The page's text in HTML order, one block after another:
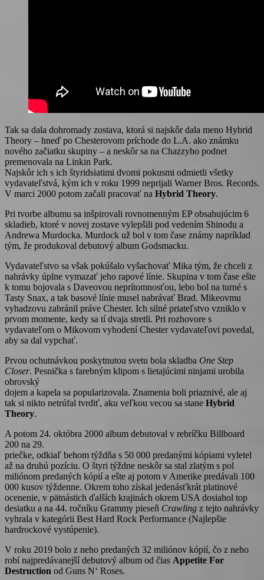
Tak sa dala dohromady zostava, ktorá si najskôr dala meno Hybrid
Theory – hneď po Chesterovom príchode do L.A. ako známku
nového začiatku skupiny – a neskôr sa na Chazzyho podnet
premenovala na Linkin Park.
Najskôr ich s ich štyridsiatimi dvomi pokusmi odmietli všetky
vydavateľstvá, kým ich v roku 1999 neprijali Warner Bros. Records.
V marci 2000 potom začali pracovať na Hybrid Theory.
Pri tvorbe albumu sa inšpirovali rovnomenným EP obsahujúcim 6
skladieb, ktoré v novej zostave vylepšili pod vedením Shinodu a
Andrewa Murdocka. Murdock už bol v tom čase známy napríklad
tým, že produkoval debutový album Godsmacku.
Vydavateľstvo sa však pokúšalo vyšachovať Mika tým, že chceli z
nahrávky úplne vymazať jeho rapové línie. Skupina v tom čase ešte
k tomu bojovala s Daveovou neprítomnosťou, lebo bol na turné s
Tasty Snax, a tak basové línie musel nabrávať Brad. Mikeovmu
vyhadzovu zabránil práve Chester. Ich silné priateľstvo vzniklo v
prvom momente, kedy sa tí dvaja stretli. Pri rozhovore s
vydavateľom o Mikovom vyhodení Chester vydavateľovi povedal,
aby sa dal vypchať.
Prvou ochutnávkou poskytnutou svetu bola skladba One Step
Closer. Pesnička s farebným klipom s lietajúcimi ninjami urobila
obrovský
dojem a kapela sa popularizovala. Znamenia boli priaznivé, ale aj
tak si nikto netrúfal tvrdiť, aku veľkou vecou sa stane Hybrid
Theory.
A potom 24. októbra 2000 album debutoval v rebríčku Billboard
200 na 29.
priečke, odkiaľ behom týždňa s 50 000 predanými kópiami vyletel
až na druhú pozíciu. O štyri týždne neskôr sa stal zlatým s pol
miliónom predaných kópií a ešte aj potom v Amerike predávali 100
000 kusov týždenne. Okrem toho získal jedenásťkrát platinové
ocenenie, v pätnástich ďalších krajinách okrem USA dosiahol top
desiatku a na 44. ročníku Grammy pieseň Crawling z tejto nahrávky
vyhrala v kategórii Best Hard Rock Performance (Najlepšie
hardrockové vystúpenie).
V roku 2019 bolo z neho predaných 32 miliónov kópií, čo z neho
robí najpredávanejší debutový album od čias Appetite For
Destruction od Guns N‘ Roses.